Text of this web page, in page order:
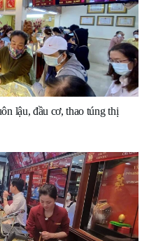
lậu, đầu cơ, thao túng thị